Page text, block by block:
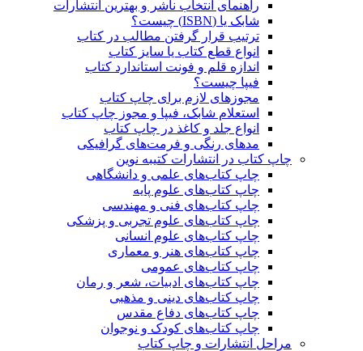
راهنمای انتخاب ناشر و بهترین انتشارات
شابک یا (ISBN) چیست؟
ترتیب قرار گرفتن مطالب در کتاب
انواع قطع کتاب یا سایز کتاب
اندازه قلم و فونت استاندارد کتاب
فیپا چیست؟
مجوزهای لازم برای چاپ کتاب
استعلام شابک، فیپا و مجوز چاپ کتاب
انواع جلد و کاغذ در چاپ کتاب
مدهای رنگی و فرمت‌های گرافیکی
چاپ کتاب در انتشارات کتیبه نوین
چاپ کتاب‌های علمی و دانشگاهی
چاپ کتاب‌های علوم پایه
چاپ کتاب‌های فنی و مهندسی
چاپ کتاب‌های علوم تجربی و پزشکی
چاپ کتاب‌های علوم انسانی
چاپ کتاب‌های هنر و معماری
چاپ کتاب‌های عمومی
چاپ کتاب‌های ادبیات، شعر و رمان
چاپ کتاب‌های دینی و مذهبی
چاپ کتاب‌های دفاع مقدس
چاپ کتاب‌های کودک و نوجوان
مراحل انتشارات و چاپ کتاب